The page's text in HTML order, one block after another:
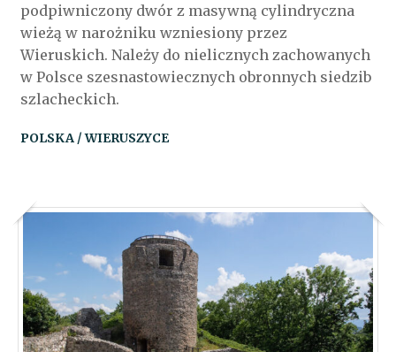
podpiwniczony dwór z masywną cylindryczna
wieżą w narożniku wzniesiony przez
Wieruskich. Należy do nielicznych zachowanych
w Polsce szesnastowiecznych obronnych siedzib
szlacheckich.
POLSKA / WIERUSZYCE